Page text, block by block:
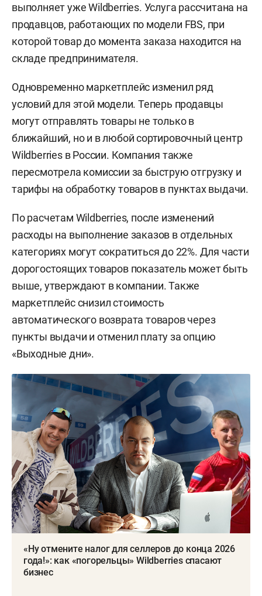
выполняет уже Wildberries. Услуга рассчитана на
продавцов, работающих по модели FBS, при
которой товар до момента заказа находится на
складе предпринимателя.
Одновременно маркетплейс изменил ряд
условий для этой модели. Теперь продавцы
могут отправлять товары не только в
ближайший, но и в любой сортировочный центр
Wildberries в России. Компания также
пересмотрела комиссии за быструю отгрузку и
тарифы на обработку товаров в пунктах выдачи.
По расчетам Wildberries, после изменений
расходы на выполнение заказов в отдельных
категориях могут сократиться до 22%. Для части
дорогостоящих товаров показатель может быть
выше, утверждают в компании. Также
маркетплейс снизил стоимость
автоматического возврата товаров через
пункты выдачи и отменил плату за опцию
«Выходные дни».
«Ну отмените налог для селлеров до конца 2026
года!»: как «погорельцы» Wildberries спасают
бизнес